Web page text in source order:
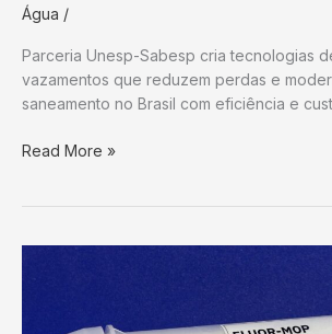
Água /
Parceria Unesp-Sabesp cria tecnologias
vazamentos que reduzem perdas e
saneamento no Brasil com eficiência e
Unesp
tecnologia
Read More »